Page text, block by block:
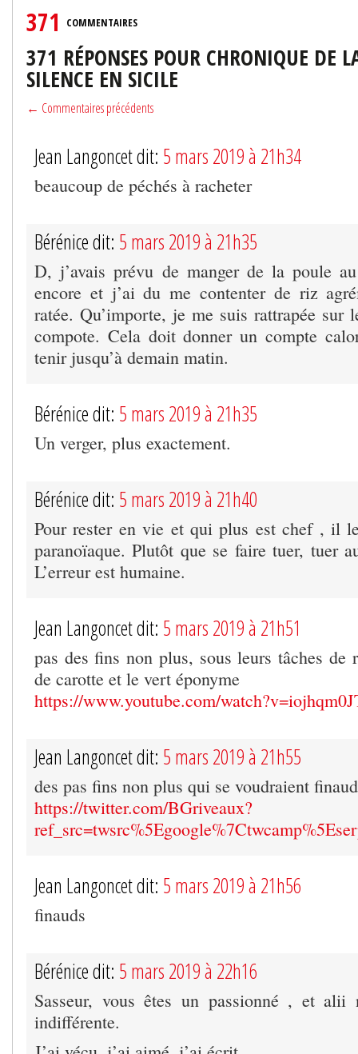
371 COMMENTAIRES
371 RÉPONSES POUR CHRONIQUE DE
SILENCE EN SICILE
← Commentaires précédents
Jean Langoncet dit: 5 mars 2019 à 21h34
beaucoup de péchés à racheter
Bérénice dit: 5 mars 2019 à 21h35
D, j’avais prévu de manger de la poule
encore et j’ai du me contenter de riz
ratée. Qu’importe, je me suis rattrapée sur
compote. Cela doit donner un compte
tenir jusqu’à demain matin.
Bérénice dit: 5 mars 2019 à 21h35
Un verger, plus exactement.
Bérénice dit: 5 mars 2019 à 21h40
Pour rester en vie et qui plus est chef , il
paranoïaque. Plutôt que se faire tuer, tuer
L’erreur est humaine.
Jean Langoncet dit: 5 mars 2019 à 21h51
pas des fins non plus, sous leurs tâches de
de carotte et le vert éponyme
https://www.youtube.com/
Jean Langoncet dit: 5 mars 2019 à 21h55
des pas fins non plus qui se voudraient
https://twitter.com/BGriveaux?
Jean Langoncet dit: 5 mars 2019 à 21h56
finauds
Bérénice dit: 5 mars 2019 à 22h16
Sasseur, vous êtes un passionné , et alii
indifférente.